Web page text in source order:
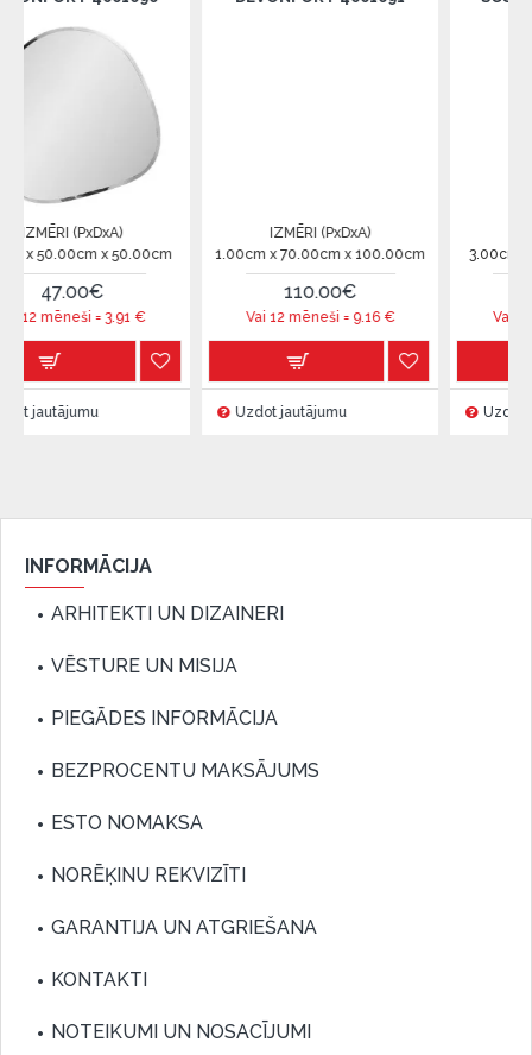
x 50.00cm
3.91 €
IZMĒRI (PxDxA)
1.00cm x 70.00cm x 100.00cm
Vai 12 mēneši =9.16€
Uzdot jautājumu
3.00cm x 45.00cm x
Vai 12 mēneši =
Uzdot jautājumu
INFORMĀCIJA
ARHITEKTI UN DIZAINERI
VĒSTURE UN MISIJA
PIEGĀDES INFORMĀCIJA
BEZPROCENTU MAKSĀJUMS
ESTO NOMAKSA
NORĒĶINU REKVIZĪTI
GARANTIJA UN ATGRIEŠANA
KONTAKTI
NOTEIKUMI UN NOSACĪJUMI